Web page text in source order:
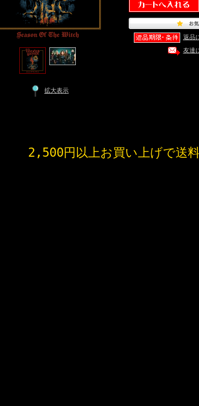
拡大表示
返品
友達
2,500円以上お買い上げで送料